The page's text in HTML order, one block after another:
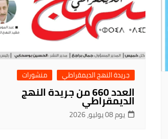
جريدة النهج الديمقراطي منشورات
العدد 660 من جريدة النهجالديمقراطي
يوم 08 يوليو، 2026